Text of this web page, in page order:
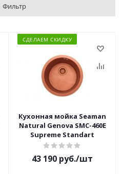
Фильтр
СДЕЛАЕМ СКИДКУ
Кухонная мойка Seaman
Natural Genova SMC-460E
Supreme Standart
43 190 руб./шт